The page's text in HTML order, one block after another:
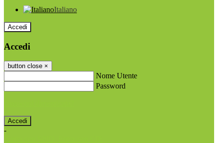
Italiano
Accedi
Accedi
button close ×
Nome Utente
Password
-